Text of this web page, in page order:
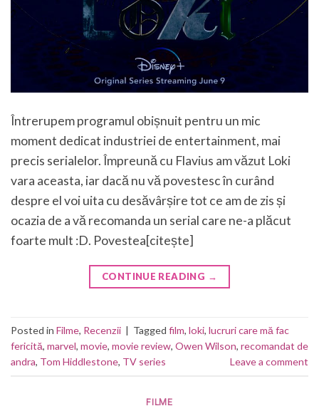
Întrerupem programul obișnuit pentru un mic
moment dedicat industriei de entertainment, mai
precis serialelor. Împreună cu Flavius am văzut Loki
vara aceasta, iar dacă nu vă povestesc în curând
despre el voi uita cu desăvârșire tot ce am de zis și
ocazia de a vă recomanda un serial care ne-a plăcut
foarte mult :D. Povestea[citește]
CONTINUE READING →
Posted in Filme, Recenzii | Tagged film, loki, lucruri care mă fac
fericită, marvel, movie, movie review, Owen Wilson, recomandat de
andra, Tom Hiddlestone, TV series Leave a comment
FILME